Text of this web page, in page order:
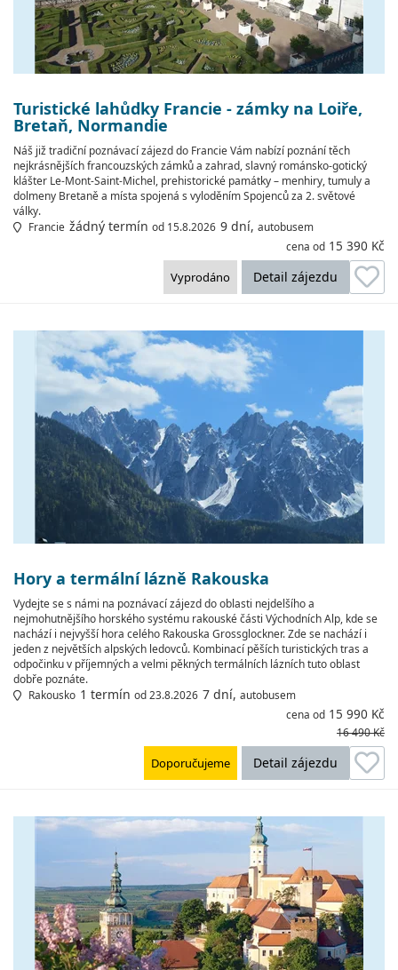
Turistické lahůdky Francie - zámky na Loiře,
Bretaň, Normandie
Náš již tradiční poznávací zájezd do Francie Vám nabízí poznání těch
nejkrásnějších francouzských zámků a zahrad, slavný románsko-gotický
klášter Le-Mont-Saint-Michel, prehistorické památky – menhiry, tumuly a
dolmeny Bretaně a místa spojená s vyloděním Spojenců za 2. světové
války.
Francie žádný termín od 15.8.2026 9 dní, autobusem
cena od 15 390 Kč
Detail zájezdu
Vyprodáno
Hory a termální lázně Rakouska
Vydejte se s námi na poznávací zájezd do oblasti nejdelšího a
nejmohutnějšího horského systému rakouské části Východních Alp, kde se
nachází i nejvyšší hora celého Rakouska Grossglockner. Zde se nachází i
jeden z největších alpských ledovců. Kombinací pěších turistických tras a
odpočinku v příjemných a velmi pěkných termálních lázních tuto oblast
dobře poznáte.
Rakousko 1 termín od 23.8.2026 7 dní, autobusem
cena od 15 990 Kč
16 490 Kč
Detail zájezdu
Doporučujeme